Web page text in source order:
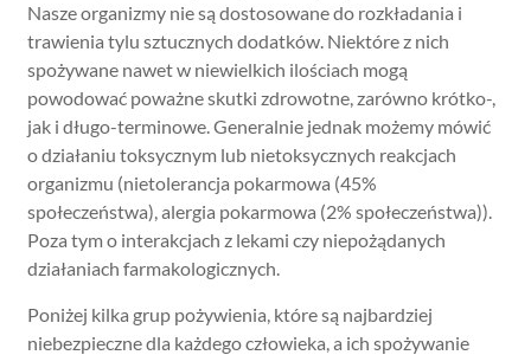
Nasze organizmy nie są dostosowane do rozkładania i
trawienia tylu sztucznych dodatków. Niektóre z nich
spożywane nawet w niewielkich ilościach mogą
powodować poważne skutki zdrowotne, zarówno krótko-,
jak i długo-terminowe. Generalnie jednak możemy mówić
o działaniu toksycznym lub nietoksycznych reakcjach
organizmu (nietolerancja pokarmowa (45%
społeczeństwa), alergia pokarmowa (2% społeczeństwa)).
Poza tym o interakcjach z lekami czy niepożądanych
działaniach farmakologicznych.
Poniżej kilka grup pożywienia, które są najbardziej
niebezpieczne dla każdego człowieka, a ich spożywanie